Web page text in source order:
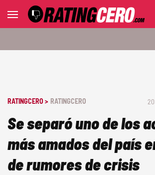
RATINGCERO > RATINGCERO
Se separó uno de los
más amados del país
de rumores de crisis